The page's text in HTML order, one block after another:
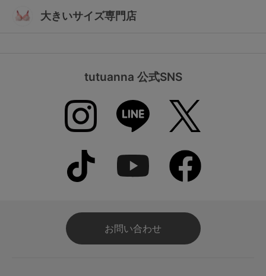
大きいサイズ専門店
tutuanna 公式SNS
お問い合わせ